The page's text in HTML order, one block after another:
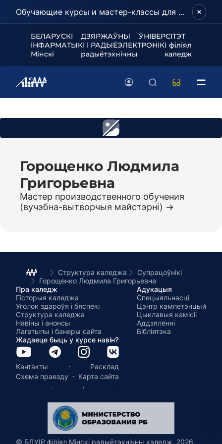
Обучающие курсы и мастер-классы для школьников и абитуриентов!
БЕЛАРУСКІ ДЗЯРЖАЎНЫ ЎНІВЕРСІТЭТ
ІНФАРМАТЫКІ І РАДЫЁЭЛЕКТРОНІКІ філіял
Мінскі радыётэхнічны каледж
Горощенко Людмила
Григорьевна
Мастер производственного обучения
(вучэбна-вытворчыя майстэрні)
Структура каледжа
Супрацоўнікі
Горощенко Людмила Григорьевна
Пра каледж
Гісторыя каледжа
Уголок здароўя і бяспекі
Структура каледжа
Навіны і анонсы
Лагатыпы і банеры сайта
Адукацыя
Спецыяльнасці
Цэнтр кампетэнцый
Цыклавыя камісіі
Аддзяленні
Бібліятэка
Жадаеце быць у курсе навін?
Кантакты ·
Расклад
Схема праезду · Карта сайта
© БДУІР філіял Мінскі радыётэхнічны каледж, 2026